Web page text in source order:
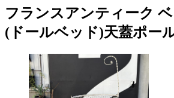
フランスアンティーク
(ドールベッド)天蓋ポー